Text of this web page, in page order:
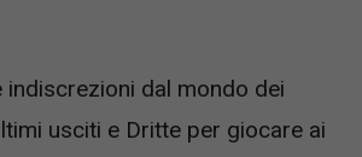
indiscrezioni dal mondo dei
usciti e Dritte per giocare ai